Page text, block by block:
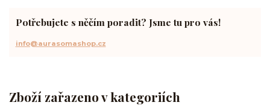
Zboží zařazeno v kategoriích
Potřebujete s něčím poradit? Jsme tu pro vás!
info@aurasomashop.cz